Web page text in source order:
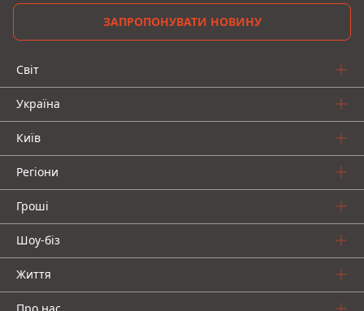
ЗАПРОПОНУВАТИ НОВИНУ
Світ
Україна
Київ
Регіони
Гроші
Шоу-біз
Життя